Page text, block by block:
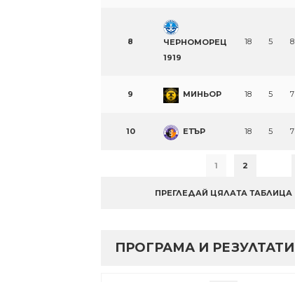
8
ЧЕРНОМОРЕЦ
1919
18 5 8
9 МИНЬОР 18 5 7
10 ЕТЪР 18 5 7
1 2
ПРЕГЛЕДАЙ ЦЯЛАТА ТАБЛИЦА
ПРОГРАМА И РЕЗУЛТАТИ